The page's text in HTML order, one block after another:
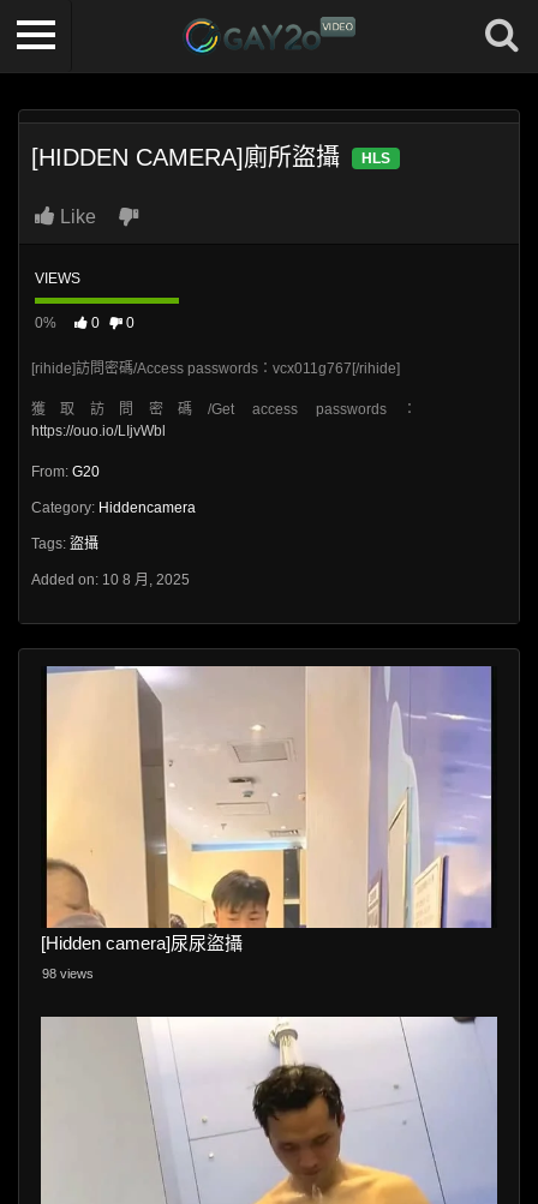
[HIDDEN CAMERA]廁所盜攝 HLS
Like
VIEWS
0% 0 0
[rihide]訪問密碼/Access passwords：vcx011g767[/rihide]
獲取訪問密碼/Get access passwords：
https://ouo.io/LIjvWbl
From: G20
Category: Hiddencamera
Tags: 盜攝
Added on: 10 8 月, 2025
[Hidden camera]尿尿盜攝
98 views